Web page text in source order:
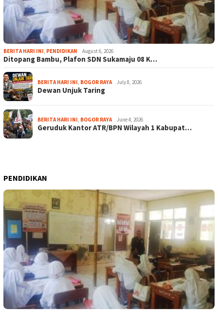
BERITA HARI INI, PENDIDIKAN August 6, 2026
Ditopang Bambu, Plafon SDN Sukamaju 08 K…
BERITA HARI INI, BOGOR RAYA July 8, 2026
Dewan Unjuk Taring
BERITA HARI INI, BOGOR RAYA June 4, 2026
Geruduk Kantor ATR/BPN Wilayah 1 Kabupat…
PENDIDIKAN